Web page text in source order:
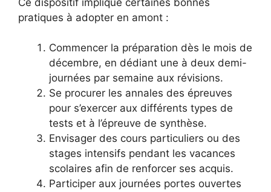
pratiques à adopter en amont :
Commencer la préparation dès le mois de
décembre, en dédiant une à deux demi-
journées par semaine aux révisions.
Se procurer les annales des épreuves
pour s’exercer aux différents types de
tests et à l’épreuve de synthèse.
Envisager des cours particuliers ou des
stages intensifs pendant les vacances
scolaires afin de renforcer ses acquis.
Participer aux journées portes ouvertes